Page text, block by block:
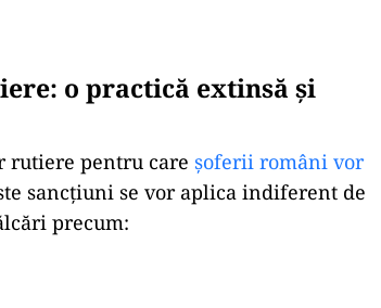
o practică extinsă și
rutiere pentru care șoferii români vor
sancțiuni se vor aplica indiferent de
precum: